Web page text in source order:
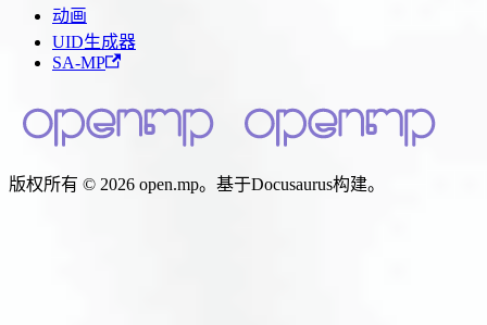
动画
UID生成器
SA-MP
版权所有 © 2026 open.mp。基于Docusaurus构建。